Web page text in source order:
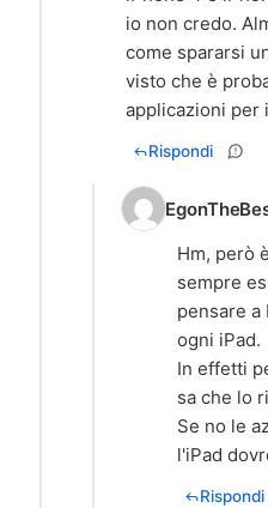
io non credo.
come spararsi
visto che è
applicazioni per
Rispondi
Hm, però
sempre
pensare
ogni iPad.
In effetti
sa che lo
Se no le
l'iPad
Rispondi